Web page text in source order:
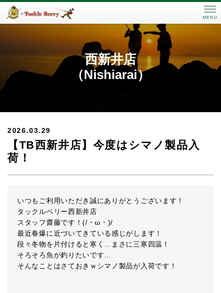
MENU
西新井店
（Nishiarai）
2026.03.29
【TB西新井店】今度はシマノ製品入
荷！
いつもご利用いただき誠にありがとうございます！
タックルベリー西新井店
スタッフ齋藤です！(/・ω・)/
最近春爆に近づいてきている感じがします！
段々冬物を片付けると寒く…まさに三寒四温！
そろそろ魚が釣りたいです…
そんなことはさておきｗシマノ製品が入荷です！